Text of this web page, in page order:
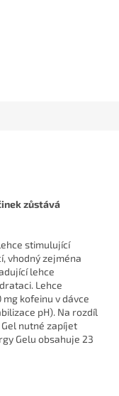
zůstává
stimulující
vhodný zejména
lehce
Lehce
kofeinu v dávce
pH). Na rozdíl
nutné zapíjet
Gelu obsahuje 23